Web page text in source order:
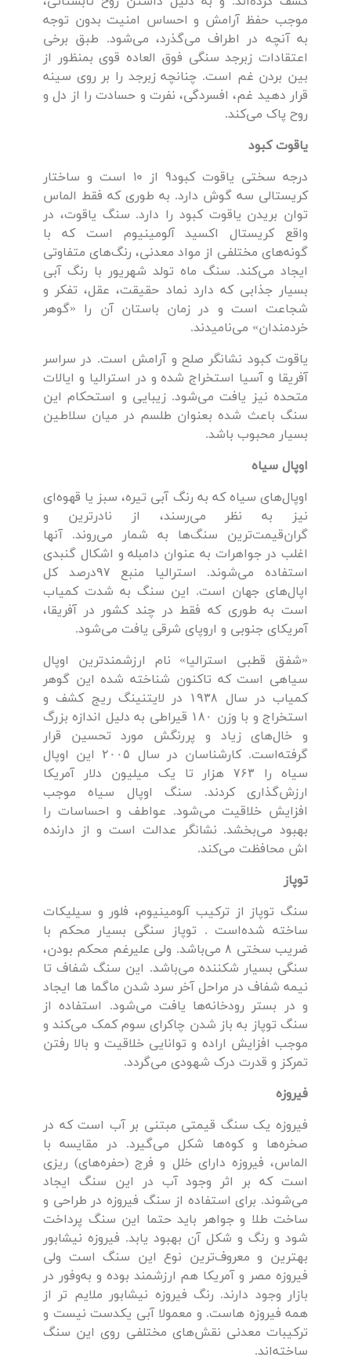
موجب حفظ آرامش و احساس امنیت بدون توجه
به آنچه در اطراف می‌گذرد، می‌شود. طبق برخی
اعتقادات زبرجد سنگی فوق العاده قوی بمنظور از
بین بردن غم است. چنانچه زبرجد را بر روی سینه
قرار دهید غم، افسردگی، نفرت و حسادت را از دل و
روح پاک می‌کند.
یاقوت کبود
درجه سختی یاقوت کبود9 از 10 است و ساختار
کریستالی سه گوش دارد. به طوری که فقط الماس
توان بریدن یاقوت کبود را دارد. سنگ یاقوت، در
واقع کریستال اکسید آلومینیوم است که با
گونه‌های مختلفی از مواد معدنی، رنگ‌های متفاوتی
ایجاد می‌کند. سنگ ماه تولد شهریور با رنگ آبی
بسیار جذابی که دارد نماد حقیقت، عقل، تفکر و
شجاعت است و در زمان باستان آن را «گوهر
خردمندان» می‌نامیدند.
یاقوت کبود نشانگر صلح و آرامش است. در سراسر
آفریقا و آسیا استخراج شده و در استرالیا و ایالات
متحده نیز یافت می‌شود. زیبایی و استحکام این
سنگ باعث شده بعنوان طلسم در میان سلاطین
بسیار محبوب باشد.
اوپال سیاه
اوپال‌های سیاه که به رنگ آبی تیره، سبز یا قهوه‌ای
نیز به نظر می‌رسند، از نادرترین و
گران‌قیمت‌ترین سنگ‌ها به شمار می‌روند. آنها
اغلب در جواهرات به عنوان دامبله و اشکال گنبدی
استفاده می‌شوند. استرالیا منبع ۹۷‌درصد کل
اپال‌های جهان است. این سنگ به شدت کمیاب
است به طوری که فقط در چند کشور در آفریقا،
آمریکای جنوبی و اروپای شرقی یافت می‌شود.
«شفق قطبی استرالیا» نام ارزشمندترین اوپال
سیاهی است که تاکنون شناخته شده این گوهر
کمیاب در سال ۱۹۳۸ در لایتنینگ ریج کشف و
استخراج و با وزن ۱۸۰ قیراطی به دلیل اندازه بزرگ
و خال‌های زیاد و پر‌رنگش مورد تحسین قرار
گرفته‌است. کارشناسان در سال ۲۰۰۵ این اوپال
سیاه را ۷۶۳ هزار تا یک میلیون دلار آمریکا
ارزش‌گذاری کردند. سنگ اوپال سیاه موجب
افزایش خلاقیت می‌شود. عواطف و احساسات را
بهبود می‌بخشد. نشانگر عدالت است و از دارنده
اش محافظت می‌کند.
توپاز
سنگ توپاز از ترکیب آلومینیوم، فلور و سیلیکات
ساخته شده‌است . توپاز سنگی بسیار محکم با
ضریب سختی ۸ می‌باشد. ولی علیرغم محکم‌ بودن،
سنگی بسیار شکننده می‌باشد. این سنگ شفاف تا
نیمه شفاف در مراحل آخر سرد شدن ماگما ها ایجاد
و در بستر رودخانه‌ها یافت می‌شود. استفاده از
سنگ توپاز به باز شدن چاکرای سوم کمک می‌کند و
موجب افزایش اراده و توانایی خلاقیت و بالا رفتن
تمرکز و قدرت درک شهودی می‌گردد.
فیروزه
فیروزه یک سنگ قیمتی مبتنی بر آب است که در
صخره‌ها و کوه‌ها شکل می‌گیرد. در مقایسه با
الماس، فیروزه دارای خلل و فرج (حفره‌های) ریزی
است که بر اثر وجود آب در این سنگ ایجاد
می‌شوند. برای استفاده از سنگ فیروزه در طراحی و
ساخت طلا و جواهر باید حتما این سنگ پرداخت
شود و رنگ و شکل آن بهبود یابد. فیروزه نیشابور
بهترین و معروف‌ترین نوع این سنگ است ولی
فیروزه مصر و آمریکا هم ارزشمند بوده و به‌وفور در
بازار وجود دارند. رنگ فیروزه نیشابور ملایم تر از
همه فیروزه هاست. و معمولا آبی یکدست نیست و
ترکیبات معدنی نقش‌های مختلفی روی این سنگ
ساخته‌اند.